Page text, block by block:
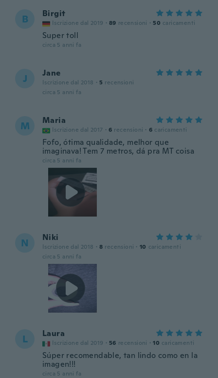
B Birgit
Iscrizione dal 2019 · 89 recensioni · 50 caricamenti
Super toll
circa 5 anni fa
J Jane
Iscrizione dal 2018 · 5 recensioni
circa 5 anni fa
M Maria
Iscrizione dal 2017 · 6 recensioni · 6 caricamenti
Fofo, ótima qualidade, melhor que
imaginava! Tem 7 metros, dá pra MT coisa
circa 5 anni fa
N Niki
Iscrizione dal 2018 · 8 recensioni · 10 caricamenti
circa 5 anni fa
L Laura
Iscrizione dal 2019 · 56 recensioni · 10 caricamenti
Súper recomendable, tan lindo como en la
imagen!!!
circa 5 anni fa